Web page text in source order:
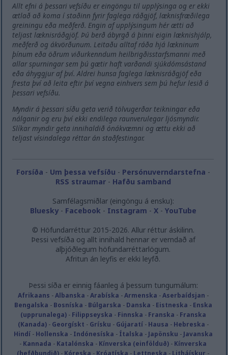
Allt efni á þessari vefsíðu er eingöngu til upplýsinga og er ekki
ætlað að koma í staðinn fyrir faglega ráðgjöf, læknisfræðilega
greiningu eða meðferð. Engin af upplýsingum hér ætti að
teljast læknisráðgjöf. Þú berð ábyrgð á þinni eigin læknishjálp,
meðferð og ákvörðunum. Leitaðu alltaf ráða hjá lækninum
þínum eða öðrum viðurkenndum heilbrigðisstarfsmanni með
allar spurningar sem þú gætir haft varðandi sjúkdómsástand
eða áhyggjur af því. Aldrei hunsa faglega læknisráðgjöf eða
fresta því að leita eftir því vegna einhvers sem þú hefur lesið á
þessari vefsíðu.
Myndir á þessari síðu geta verið tölvugerðar teikningar eða
nálganir og eru því ekki endilega raunverulegar ljósmyndir.
Slíkar myndir geta innihaldið ónákvæmni og ættu ekki að
teljast vísindalega réttar án staðfestingar.
Forsíða - Um þessa vefsíðu - Persónuverndarstefna -
RSS straumar- Hafðu samband
Samfélagsmiðlar (eingöngu á ensku):
Bluesky- Facebook - Instagram - X- YouTube
© Höfundarréttur 2015-2026. Allur réttur áskilinn.
Þessi vefsíða og allt innihald hennar er verndað af
alþjóðlegum höfundarréttarlögum.
Afritun án leyfis er ekki leyfð.
Þessi síða er einnig fáanleg á þessum tungumálum:
Afrikaans -Albanska -Arabíska -Armenska -Aserbaídsjan -
Bengalska - Bosníska - Búlgarska - Danska - Eistneska - Enska
(upprunalega)- Filippseyska - Finnska - Franska - Franska
(Kanada)- Georgískt - Grísku - Gújaratí- Hausa - Hebreska -
Hindí- Hollenska - Indónesíska - Ítalska - Japönsku - Javanska
- Kannada - Katalónska - Kínverska (einfölduð) - Kínverska
(hefðbundið) - Kóreska - Króatíska - Lettneska - Litháískur -